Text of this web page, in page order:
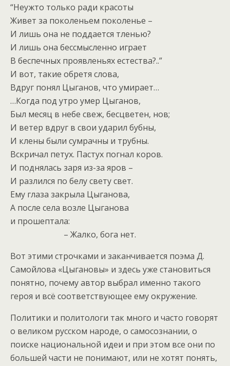
“Неужто только ради красоты
Живет за поколеньем поколенье –
И лишь она не поддается тленью?
И лишь она бессмысленно играет
В беспечных проявленьях естества?..”
И вот, такие обретя слова,
Вдруг понял Цыганов, что умирает…
…Когда под утро умер Цыганов,
Был месяц в небе свеж, бесцветен, нов;
И ветер вдруг в свои ударил бубны,
И клены были сумрачны и трубны.
Вскричал петух. Пастух погнал коров.
И поднялась заря из-за яров –
И разлился по белу свету свет.
Ему глаза закрыла Цыганова,
А после села возле Цыганова
и прошептала:
– Жалко, бога нет.
Вот этими строчками и заканчивается поэма Д.
Самойлова «Цыгановы» и здесь уже становиться
понятно, почему автор выбрал именно такого
героя и всё соответствующее ему окружение.
Политики и политологи так много и часто говорят
о великом русском народе, о самосознании, о
поиске национальной идеи и при этом все они по
большей части не понимают, или не хотят понять,